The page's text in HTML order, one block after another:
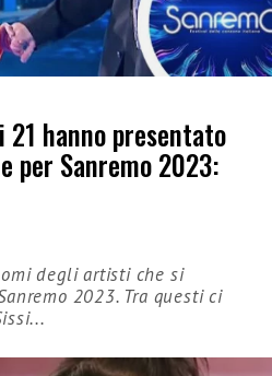
hanno presentato
per Sanremo 2023:
degli artisti che si
2023. Tra questi ci